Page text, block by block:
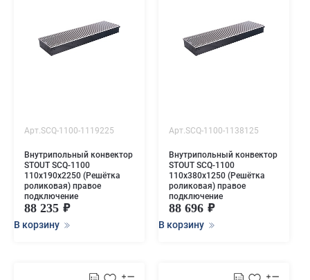
Арт.SCQ-1100-1119225
Внутрипольный конвектор
STOUT SCQ-1100
110х190х2250 (Решётка
роликовая) правое
подключение
88 235
В корзину
Арт.SCQ-1100-1138125
Внутрипольный конвектор
STOUT SCQ-1100
110х380х1250 (Решётка
роликовая) правое
подключение
88 696
В корзину